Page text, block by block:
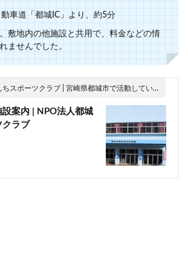
車道「都城IC」より、約5分
敷地内の他施設と共用で、料金などの情
ませんでした。
ツクラブ | 宮崎県都城市で活動している総合型地域スポーツクラブ
設案内 | NPO法人都城
クラブ